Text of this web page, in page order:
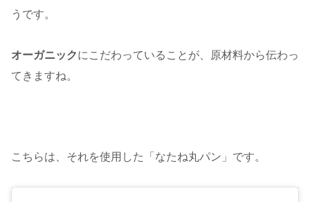
うです。
オーガニックにこだわっていることが、原材料から伝わっ
てきますね。
こちらは、それを使用した「なたね丸パン」です。